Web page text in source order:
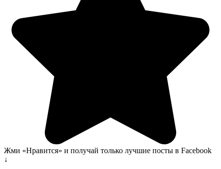
Жми «Нравится» и получай только лучшие посты в Facebook
↓